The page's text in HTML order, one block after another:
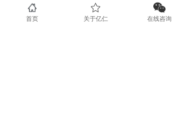
0731-89853708
首页 关于亿仁 在线咨询